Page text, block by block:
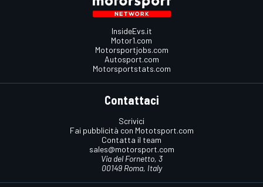
InsideEvs.it
Motor1.com
Motorsportjobs.com
Autosport.com
Motorsportstats.com
Contattaci
Scrivici
Fai pubblicità con Mototsport.com
Contatta il team
sales@motorsport.com
Via del Fornetto, 3
00149 Roma, Italy